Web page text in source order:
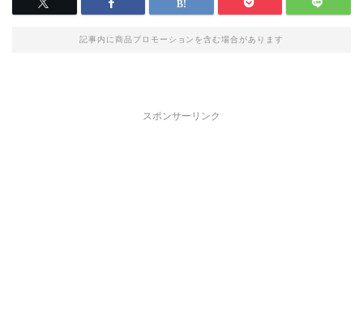
記事内に商品プロモーションを含む場合があります
スポンサーリンク